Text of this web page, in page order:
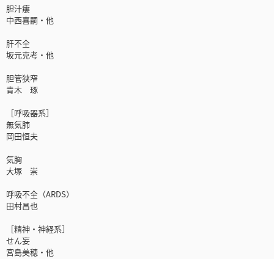
胆汁瘻
中西喜嗣・他
肝不全
坂元克考・他
胆管狭窄
青木 琢
［呼吸器系］
無気肺
岡田恒夫
気胸
大塚 崇
呼吸不全（ARDS）
田村昌也
［精神・神経系］
せん妄
宮島美穂・他